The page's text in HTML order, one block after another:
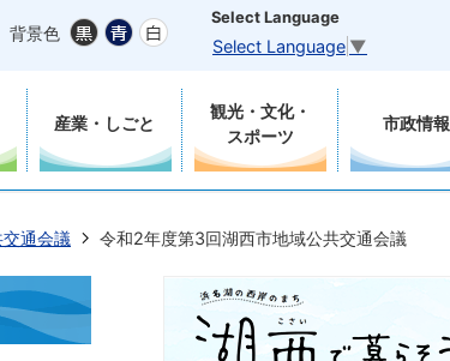
背景色
Select Language
Select Language ▼
産業・しごと
観光・文化・
スポーツ
市政情報
通会議 令和2年度第3回湖西市地域公共交通会議